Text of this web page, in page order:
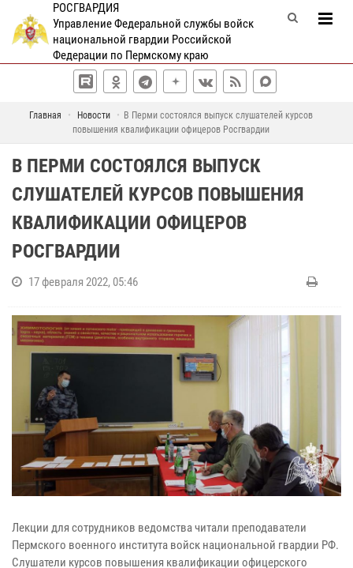
РОСГВАРДИЯ
Управление Федеральной службы войск
национальной гвардии Российской
Федерации по Пермскому краю
Главная Новости
В Перми состоялся выпуск слушателей курсов
повышения квалификации офицеров Росгвардии
В ПЕРМИ СОСТОЯЛСЯ ВЫПУСК
СЛУШАТЕЛЕЙ КУРСОВ ПОВЫШЕНИЯ
КВАЛИФИКАЦИИ ОФИЦЕРОВ
РОСГВАРДИИ
17 февраля 2022, 05:46
Лекции для сотрудников ведомства читали преподаватели
Пермского военного института войск национальной гвардии РФ.
Слушатели курсов повышения квалификации офицерского